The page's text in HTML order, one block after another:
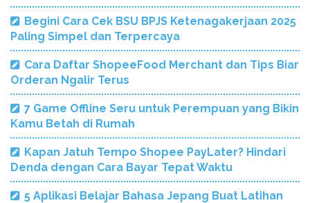
Begini Cara Cek BSU BPJS Ketenagakerjaan 2025
Paling Simpel dan Terpercaya
Cara Daftar ShopeeFood Merchant dan Tips Biar
Orderan Ngalir Terus
7 Game Offline Seru untuk Perempuan yang Bikin
Kamu Betah di Rumah
Kapan Jatuh Tempo Shopee PayLater? Hindari
Denda dengan Cara Bayar Tepat Waktu
5 Aplikasi Belajar Bahasa Jepang Buat Latihan